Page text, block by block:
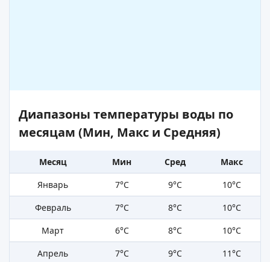
Диапазоны температуры воды по
месяцам (Мин, Макс и Средняя)
Месяц Мин Сред
Макс
Январь
7°C 9°C
10°C
Февраль
7°C 8°C
10°C
Март
6°C 8°C
10°C
Апрель
7°C 9°C
11°C